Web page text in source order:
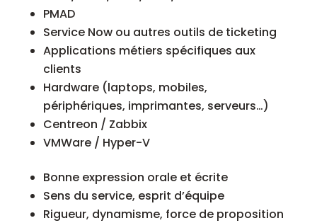
PMAD
Service Now ou autres outils de ticketing
Applications métiers spécifiques aux
clients
Hardware (laptops, mobiles,
périphériques, imprimantes, serveurs…)
Centreon / Zabbix
VMWare / Hyper-V
Bonne expression orale et écrite
Sens du service, esprit d’équipe
Rigueur, dynamisme, force de proposition